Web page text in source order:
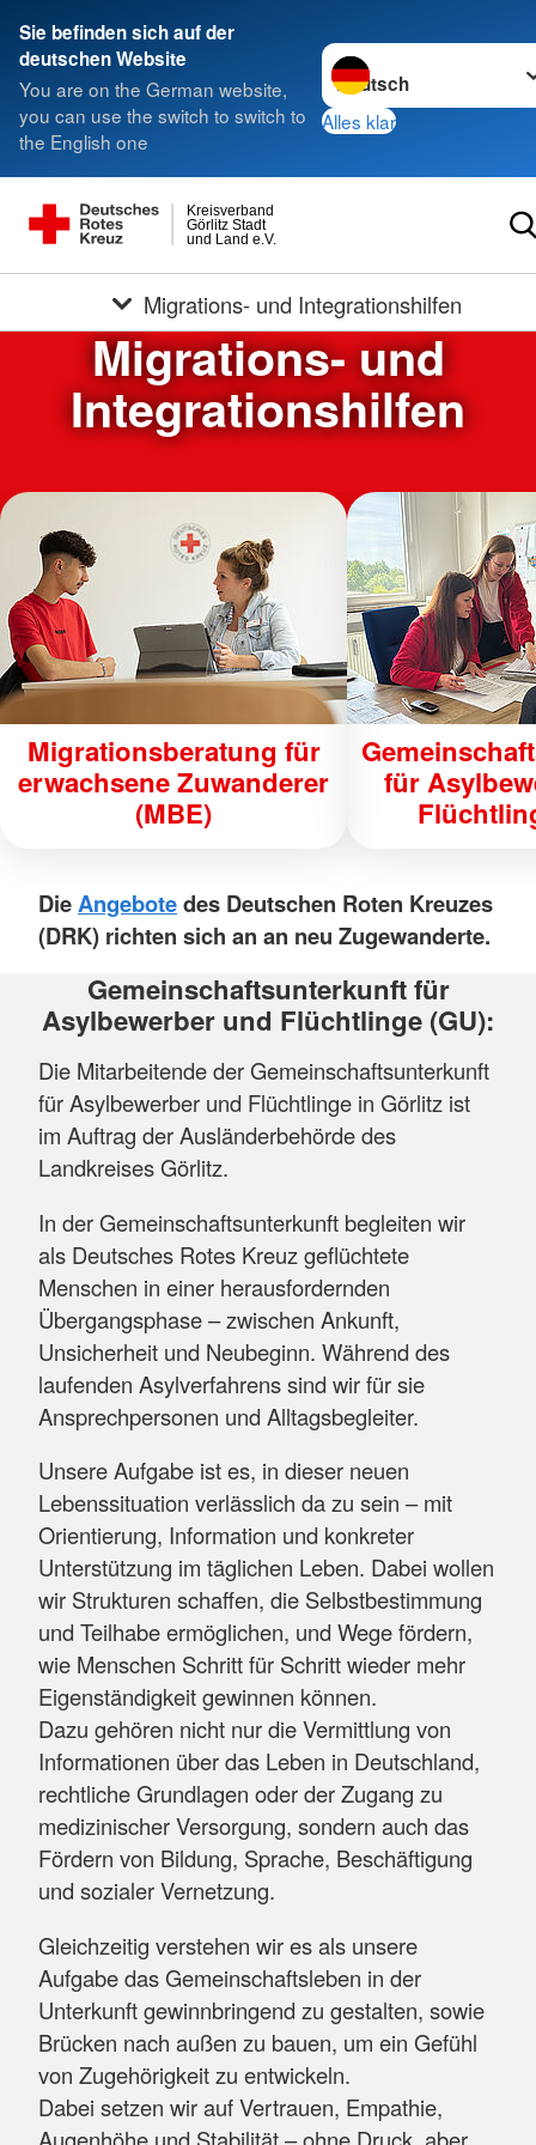
Sie befinden sich auf der
deutschen Website
You are on the German website,
you can use the switch to switch to
the English one
Sprache wechseln zu
Alles klar
und Land e.V.
Görlitz Stadt
Kreisverband
Migrations- und Integrationshilfen
Migrations- und
Integrationshilfen
Migrationsberatung für
erwachsene Zuwanderer
(MBE)
für
DieAngebotedes Deutschen Roten Kreuzes
(DRK) richten sich an an neu Zugewanderte.
Gemeinschaftsunterkunft für
Asylbewerber und Flüchtlinge (GU):
Die Mitarbeitende der Gemeinschaftsunterkunft
für Asylbewerber und Flüchtlinge in Görlitz ist
im Auftrag der Ausländerbehörde des
Landkreises Görlitz.
In der Gemeinschaftsunterkunft begleiten wir
als Deutsches Rotes Kreuz geflüchtete
Menschen in einer herausfordernden
Übergangsphase – zwischen Ankunft,
Unsicherheit und Neubeginn. Während des
laufenden Asylverfahrens sind wir für sie
Ansprechpersonen und Alltagsbegleiter.
Unsere Aufgabe ist es, in dieser neuen
Lebenssituation verlässlich da zu sein – mit
Orientierung, Information und konkreter
Unterstützung im täglichen Leben. Dabei wollen
wir Strukturen schaffen, die Selbstbestimmung
und Teilhabe ermöglichen, und Wege fördern,
wie Menschen Schritt für Schritt wieder mehr
Eigenständigkeit gewinnen können.
Dazu gehören nicht nur die Vermittlung von
Informationen über das Leben in Deutschland,
rechtliche Grundlagen oder der Zugang zu
medizinischer Versorgung, sondern auch das
Fördern von Bildung, Sprache, Beschäftigung
und sozialer Vernetzung.
Gleichzeitig verstehen wir es als unsere
Aufgabe das Gemeinschaftsleben in der
Unterkunft gewinnbringend zu gestalten, sowie
Brücken nach außen zu bauen, um ein Gefühl
von Zugehörigkeit zu entwickeln.
Dabei setzen wir auf Vertrauen, Empathie,
Augenhöhe und Stabilität – ohne Druck, aber